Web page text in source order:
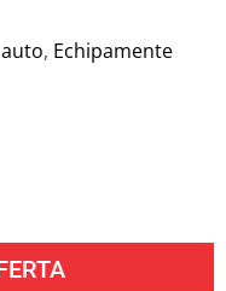
, Echipamente